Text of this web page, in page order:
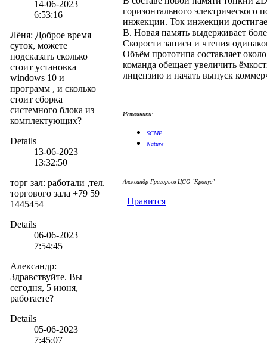
14-06-2023
6:53:16
Лёня: Доброе время
суток, можете
подсказать сколько
стоит установка
windows 10 и
программ , и сколько
стоит сборка
системного блока из
комплектующих?
Details
13-06-2023
13:32:50
торг зал: работали ,тел.
торгового зала +79 59
1445454
Details
06-06-2023
7:54:45
Александр:
Здравствуйте. Вы
сегодня, 5 июня,
работаете?
Details
05-06-2023
7:45:07
горизонтального электрического
инжекции. Ток инжекции
В. Новая память выдерживает
Скорости записи и чтения
Объём прототипа составляет
команда обещает увеличить
лицензию и начать выпуск
Источники:
SCMP
Nature
Александр Григорьев ЦСО "Крокус"
Нравится